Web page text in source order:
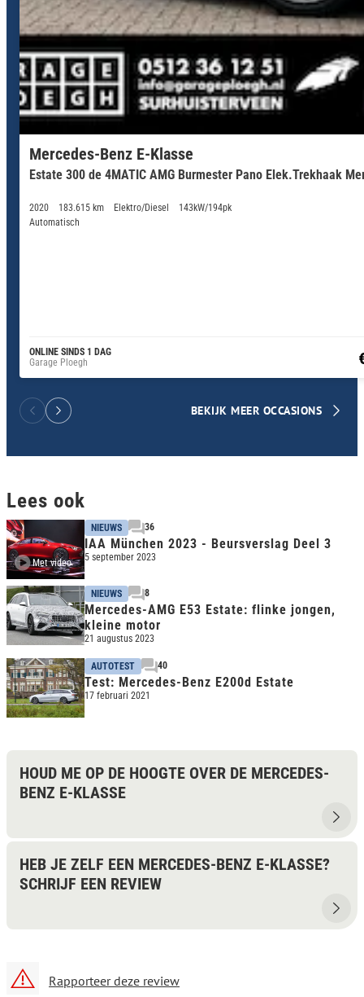
Mercedes-Benz E-Klasse
Estate 300 de 4MATIC AMG Burmester Pano Elek.Trekhaak
2020 183.615 km Elektro/Diesel
143kW/194pk
Automatisch
ONLINE SINDS 1 DAG
Garage Ploegh
BEKIJK MEER OCCASIONS
Lees ook
Met video
NIEUWS 36
IAA München 2023 - Beursverslag Deel 3
5 september 2023
NIEUWS 8
Mercedes-AMG E53 Estate: flinke jongen,
kleine motor
21 augustus 2023
AUTOTEST 40
Test: Mercedes-Benz E200d Estate
17 februari 2021
HOUD ME OP DE HOOGTE OVER DE MERCEDES-
BENZ E-KLASSE
HEB JE ZELF EEN MERCEDES-BENZ E-KLASSE?
SCHRIJF EEN REVIEW
Rapporteer deze review